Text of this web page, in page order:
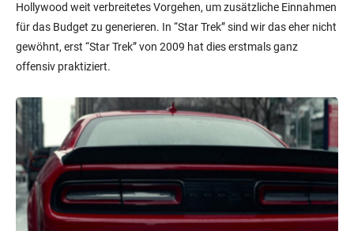
Hollywood weit verbreitetes Vorgehen, um zusätzliche Einnahmen
für das Budget zu generieren. In “Star Trek” sind wir das eher nicht
gewöhnt, erst “Star Trek” von 2009 hat dies erstmals ganz
offensiv praktiziert.